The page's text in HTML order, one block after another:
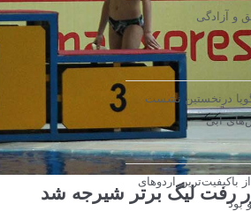
رفت لیگ برتر شیرجه شد
و آزادگی
درنخستین نشست
آبی
باکیفیت‌ترین اردوهای
بود